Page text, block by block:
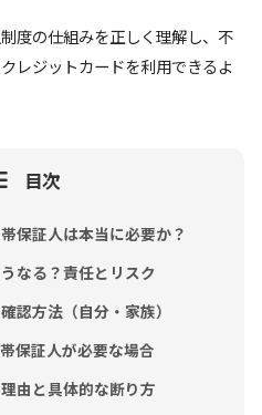
度の仕組みを正しく理解し、不
レジットカードを利用できるよ
目次
保証人は本当に必要か？
なる？責任とリスク
認方法（自分・家族）
保証人が必要な場合
由と具体的な断り方